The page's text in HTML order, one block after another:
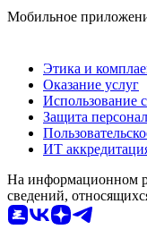
Мобильное
Этика и
Оказание услуг
Использование
Защита
ИТ
На информационном
сведений,